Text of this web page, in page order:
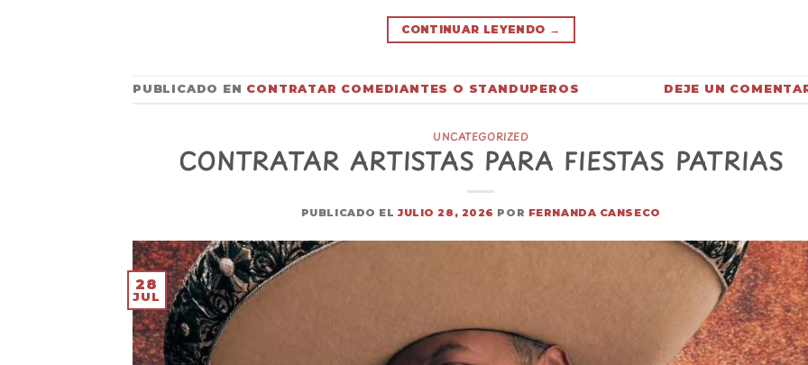
CONTINUAR LEYENDO →
PUBLICADO EN CONTRATAR COMEDIANTES O STANDUPEROS DEJE UN
UNCATEGORIZED
CONTRATAR ARTISTAS PARA FIESTAS PATRIAS
PUBLICADO ELJULIO 28, 2026 POR FERNANDA CANSECO
28
JUL